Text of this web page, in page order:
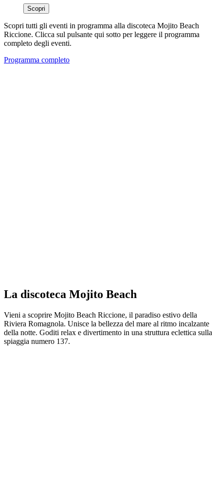
Scopri
Scopri tutti gli eventi in programma alla discoteca Mojito Beach
Riccione. Clicca sul pulsante qui sotto per leggere il programma
completo degli eventi.
Programma completo
La discoteca Mojito Beach
Vieni a scoprire Mojito Beach Riccione, il paradiso estivo della
Riviera Romagnola. Unisce la bellezza del mare al ritmo incalzante
della notte. Goditi relax e divertimento in una struttura eclettica sulla
spiaggia numero 137.